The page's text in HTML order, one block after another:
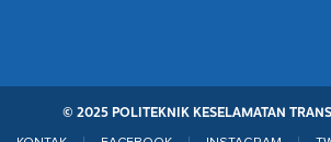
© 2025 POLITEKNIK KESELAMATAN